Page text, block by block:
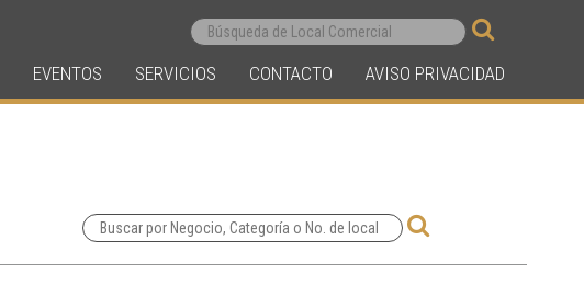
AVISO PRIVACIDAD
CONTACTO
SERVICIOS
EVENTOS